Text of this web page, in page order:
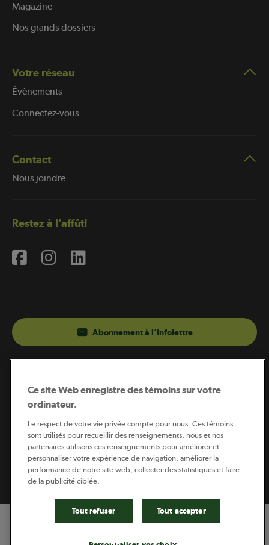
Magazine
Nos grands dossiers
Votre réseau
Évènements
Connectez-vous
Contact
Nous joindre
Restez à l’affût!
Abonnement à l’infolettre
Il est l’outil d’information de la coopération agricole
québécoise.
Footer
legal
Politique de vie privée
© 2026 - Coopérateur - Tous droits réservés
Ce site Web enregistre des témoins sur votre
ordinateur.
Le respect de votre vie privée compte pour nous. Ces témoins
sont utilisés pour recueillir des renseignements, nous et nos
partenaires utilisons ces renseignements pour améliorer et
personnaliser votre expérience de navigation, améliorer la
performance de notre site web, collecter des statistiques et faire
de la publicité ciblée.
Tout refuser Tout accepter